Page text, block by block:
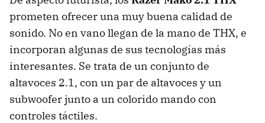
prometen ofrecer una muy buena calidad de
sonido. No en vano llegan de la mano de THX, e
incorporan algunas de sus tecnologías más
interesantes. Se trata de un conjunto de
altavoces 2.1, con un par de altavoces y un
subwoofer junto a un colorido mando con
controles táctiles.